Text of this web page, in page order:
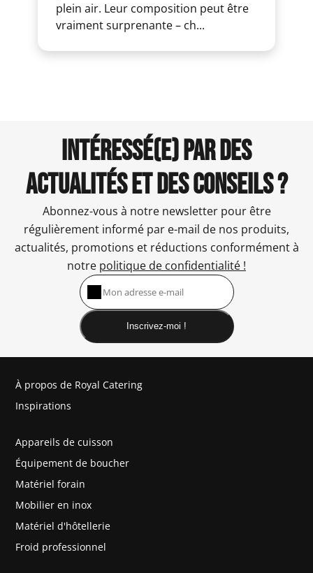
plein air. Leur composition peut être
vraiment surprenante – ch...
INTÉRESSÉ(E) PAR DES
ACTUALITÉS ET DES CONSEILS ?
Abonnez-vous à notre newsletter pour être
régulièrement informé par e-mail de nos produits,
actualités, promotions et réductions conformément à
notre politique de confidentialité !
Inscrivez-moi !
À propos de Royal Catering
Inspirations
Appareils de cuisson
Équipement de boucher
Matériel forain
Mobilier en inox
Matériel d'hôtellerie
Froid professionnel